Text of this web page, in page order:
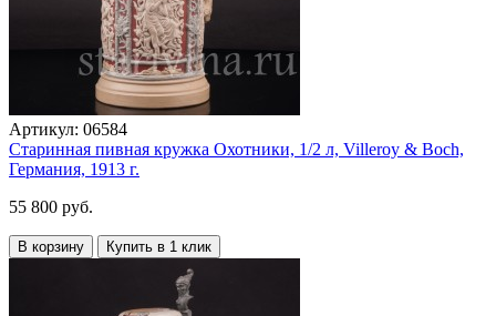
Артикул: 06584
Старинная пивная кружка Охотники, 1/2 л, Villeroy & Boch,
Германия, 1913 г.
55 800 руб.
В корзину Купить в 1 клик